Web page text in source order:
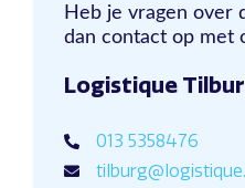
Heb je vragen over
dan contact op met
Logistique
013 5358476